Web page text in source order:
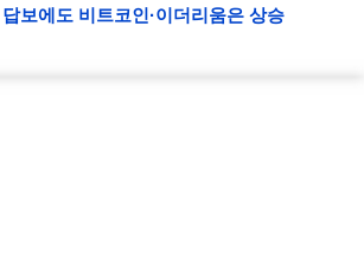
보에도 비트코인·이더리움은 상승